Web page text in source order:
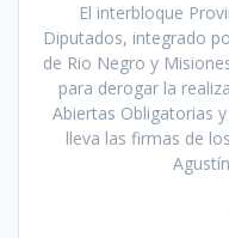
El interbloque
Diputados, integrado
de Rio Negro y
para derogar la
Abiertas Obligatorias
lleva las firmas de